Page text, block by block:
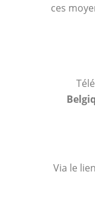
ces
Via le